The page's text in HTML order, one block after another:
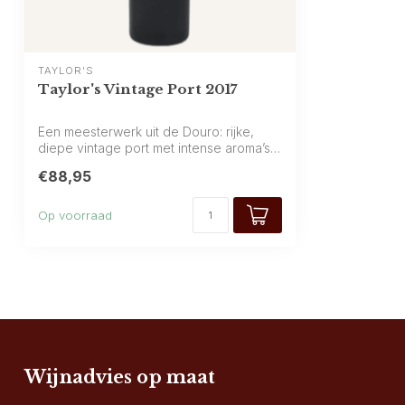
TAYLOR'S
Taylor's Vintage Port 2017
Een meesterwerk uit de Douro: rijke,
diepe vintage port met intense aroma’s
€88,95
Op voorraad
Wijnadvies op maat